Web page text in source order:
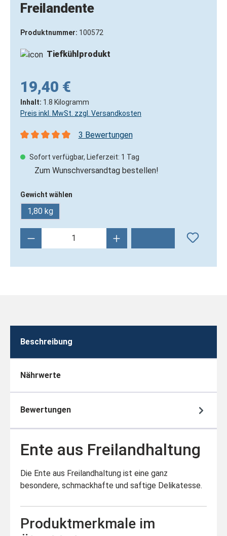
Freilandente
Produktnummer: 100572
Tiefkühlprodukt
19,40 €
Inhalt: 1.8 Kilogramm
Preis inkl. MwSt. zzgl. Versandkosten
3 Bewertungen
Sofort verfügbar, Lieferzeit: 1 Tag
Zum Wunschversandtag bestellen!
Gewicht wählen
1,80 kg
Produkt Anzahl: Gib den gewünschten
Beschreibung
Nährwerte
Bewertungen
Ente aus Freilandhaltung
Die Ente aus Freilandhaltung ist eine ganz
besondere, schmackhafte und saftige Delikatesse.
Produktmerkmale im